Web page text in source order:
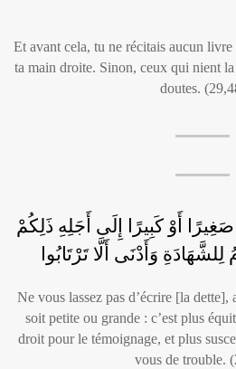
Et avant cela, tu ne récitais aucun
ta main droite. Sinon, ceux qui nient
doutes.
أَوْ كَبِيرًا إِلَى أَجَلِهِ ذَلِكُمْ
وَأَدْنَى أَلَّا تَرْتَابُوا
Ne vous lassez pas d’écrire [la dette],
soit petite ou grande : c’est plus
droit pour le témoignage, et plus
vous de trouble.